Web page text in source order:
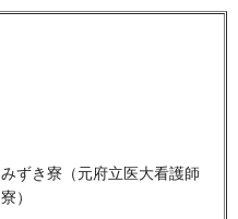
みずき寮（元府立医大看護師
寮）